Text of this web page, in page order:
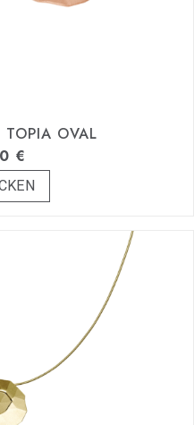
TOPIA OVAL
€